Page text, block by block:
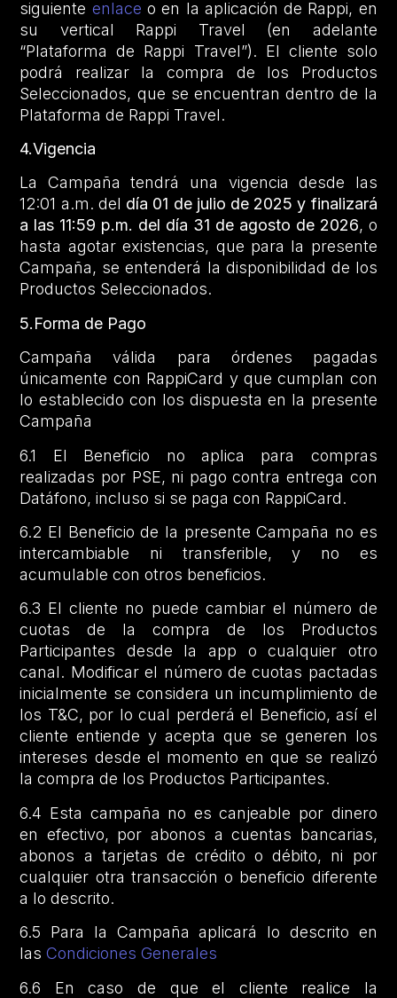
siguiente enlace o en la aplicación de Rappi, en
su vertical Rappi Travel (en adelante
“Plataforma de Rappi Travel”). El cliente solo
podrá realizar la compra de los Productos
Seleccionados, que se encuentran dentro de la
Plataforma de Rappi Travel.
4.Vigencia
La Campaña tendrá una vigencia desde las
12:01 a.m. del día 01 de julio de 2025 y finalizará
a las 11:59 p.m. del día 31 de agosto de 2026, o
hasta agotar existencias, que para la presente
Campaña, se entenderá la disponibilidad de los
Productos Seleccionados.
5.Forma de Pago
Campaña válida para órdenes pagadas
únicamente con RappiCard y que cumplan con
lo establecido con los dispuesta en la presente
Campaña
6.1 El Beneficio no aplica para compras
realizadas por PSE, ni pago contra entrega con
Datáfono, incluso si se paga con RappiCard.
6.2 El Beneficio de la presente Campaña no es
intercambiable ni transferible, y no es
acumulable con otros beneficios.
6.3 El cliente no puede cambiar el número de
cuotas de la compra de los Productos
Participantes desde la app o cualquier otro
canal. Modificar el número de cuotas pactadas
inicialmente se considera un incumplimiento de
los T&C, por lo cual perderá el Beneficio, así el
cliente entiende y acepta que se generen los
intereses desde el momento en que se realizó
la compra de los Productos Participantes.
6.4 Esta campaña no es canjeable por dinero
en efectivo, por abonos a cuentas bancarias,
abonos a tarjetas de crédito o débito, ni por
cualquier otra transacción o beneficio diferente
a lo descrito.
6.5 Para la Campaña aplicará lo descrito en
lasCondiciones Generales
6.6 En caso de que el cliente realice la